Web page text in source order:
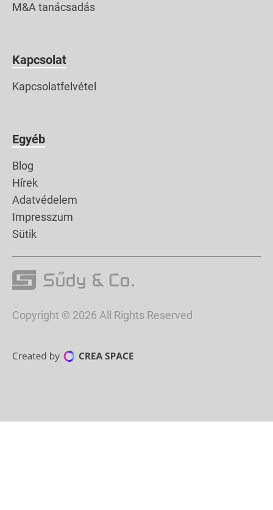
M&A tanácsadás
Kapcsolat
Kapcsolatfelvétel
Egyéb
Blog
Hírek
Adatvédelem
Impresszum
Sütik
Copyright © 2026 All Rights Reserved